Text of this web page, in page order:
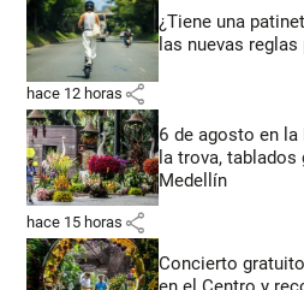
¿Tiene una
las nuevas
hace 12 horas share
6 de agosto en la
la trova,
Medellín
hace 15 horas share
Concierto